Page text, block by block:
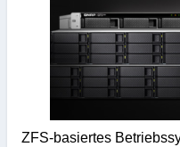
ZFS-basiertes